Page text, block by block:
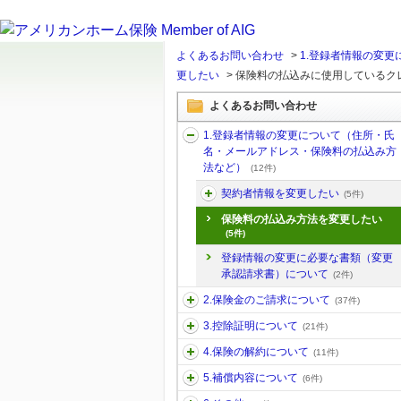
よくあるお問い合わせ > 1.登録者情報の変更
更したい > 保険料の払込みに使用しているク
よくあるお問い合わせ
1.登録者情報の変更について（住所・氏
名・メールアドレス・保険料の払込み方
法など）
(12件)
契約者情報を変更したい (5件)
保険料の払込み方法を変更したい
(5件)
登録情報の変更に必要な書類（変更
承認請求書）について (2件)
2.保険金のご請求について (37件)
3.控除証明について (21件)
4.保険の解約について (11件)
5.補償内容について (6件)